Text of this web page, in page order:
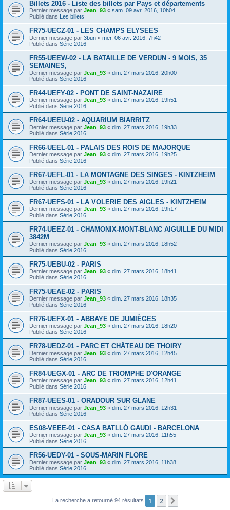
Billets 2016 - Liste des billets par Pays et départements
Dernier message par Jean_93 « sam. 09 avr. 2016, 10h04
Publié dans Les billets
FR75-UECZ-01 - LES CHAMPS ELYSEES
Dernier message par 3bun « mer. 06 avr. 2016, 7h42
Publié dans Série 2016
FR55-UEEW-02 - LA BATAILLE DE VERDUN - 9 MOIS, 35
SEMAINES,
Dernier message par Jean_93 « dim. 27 mars 2016, 20h00
Publié dans Série 2016
FR44-UEFY-02 - PONT DE SAINT-NAZAIRE
Dernier message par Jean_93 « dim. 27 mars 2016, 19h51
Publié dans Série 2016
FR64-UEEU-02 - AQUARIUM BIARRITZ
Dernier message par Jean_93 « dim. 27 mars 2016, 19h33
Publié dans Série 2016
FR66-UEEL-01 - PALAIS DES ROIS DE MAJORQUE
Dernier message par Jean_93 « dim. 27 mars 2016, 19h25
Publié dans Série 2016
FR67-UEFL-01 - LA MONTAGNE DES SINGES - KINTZHEIM
Dernier message par Jean_93 « dim. 27 mars 2016, 19h21
Publié dans Série 2016
FR67-UEFS-01 - LA VOLERIE DES AIGLES - KINTZHEIM
Dernier message par Jean_93 « dim. 27 mars 2016, 19h17
Publié dans Série 2016
FR74-UEEZ-01 - CHAMONIX-MONT-BLANC AIGUILLE DU MIDI
3842M
Dernier message par Jean_93 « dim. 27 mars 2016, 18h52
Publié dans Série 2016
FR75-UEBU-02 - PARIS
Dernier message par Jean_93 « dim. 27 mars 2016, 18h41
Publié dans Série 2016
FR75-UEAE-02 - PARIS
Dernier message par Jean_93 « dim. 27 mars 2016, 18h35
Publié dans Série 2016
FR76-UEFX-01 - ABBAYE DE JUMIÈGES
Dernier message par Jean_93 « dim. 27 mars 2016, 18h20
Publié dans Série 2016
FR78-UEDZ-01 - PARC ET CHÂTEAU DE THOIRY
Dernier message par Jean_93 « dim. 27 mars 2016, 12h45
Publié dans Série 2016
FR84-UEGX-01 - ARC DE TRIOMPHE D'ORANGE
Dernier message par Jean_93 « dim. 27 mars 2016, 12h41
Publié dans Série 2016
FR87-UEES-01 - ORADOUR SUR GLANE
Dernier message par Jean_93 « dim. 27 mars 2016, 12h31
Publié dans Série 2016
ES08-VEEE-01 - CASA BATLLÓ GAUDI - BARCELONA
Dernier message par Jean_93 « dim. 27 mars 2016, 11h55
Publié dans Série 2016
FR56-UEDY-01 - SOUS-MARIN FLORE
Dernier message par Jean_93 « dim. 27 mars 2016, 11h38
Publié dans Série 2016
La recherche a retourné 94 résultats 1 2